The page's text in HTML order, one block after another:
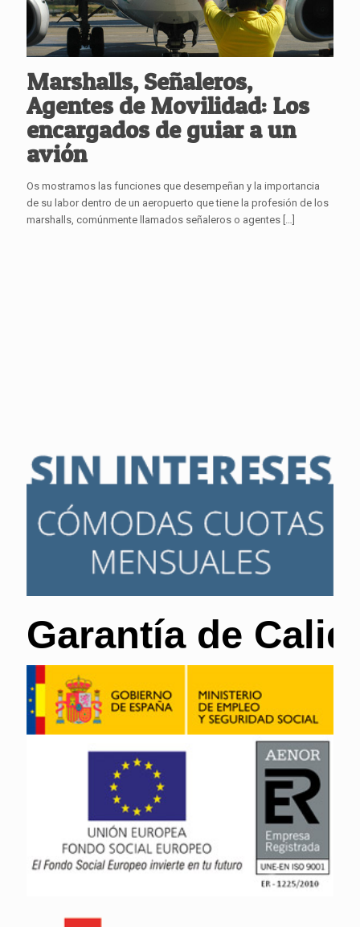
Marshalls, Señaleros,
Agentes de Movilidad: Los
encargados de guiar a un
avión
Os mostramos las funciones que desempeñan y la importancia
de su labor dentro de un aeropuerto que tiene la profesión de los
marshalls, comúnmente llamados señaleros o agentes […]
Garantía de